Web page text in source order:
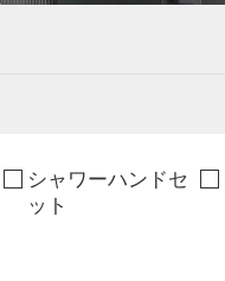
シャワーハンドセ
ット